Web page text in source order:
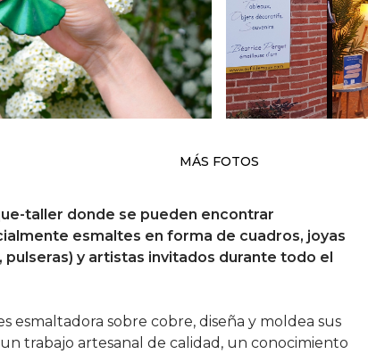
MÁS FOTOS
taller donde se pueden encontrar
esmaltes en forma de cuadros, joyas
pulseras) y artistas invitados durante todo el
esmaltadora sobre cobre, diseña y moldea sus
trabajo artesanal de calidad, un conocimiento